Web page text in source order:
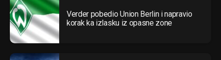
Verder pobedio Union Berlin i napravio
korak ka izlasku iz opasne zone